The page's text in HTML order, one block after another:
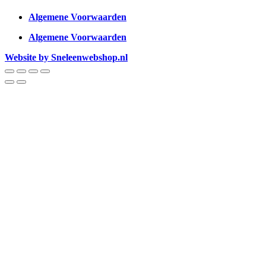
Algemene Voorwaarden
Algemene Voorwaarden
Website by Sneleenwebshop.nl